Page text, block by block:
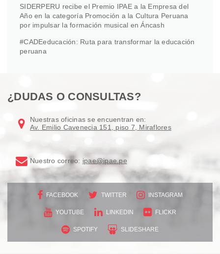
SIDERPERU recibe el Premio IPAE a la Empresa del
Año en la categoría Promoción a la Cultura Peruana
por impulsar la formación musical en Áncash
#CADEeducación: Ruta para transformar la educación
peruana
¿DUDAS O CONSULTAS?
Nuestras oficinas se encuentran en:
Av. Emilio Cavenecia 151, piso 7, Miraflores
Nuestro correo: ipae@ipae.pe
FACEBOOK TWITTER INSTAGRAM
YOUTUBE LINKEDIN FLICKR
SPOTIFY SLIDESHARE